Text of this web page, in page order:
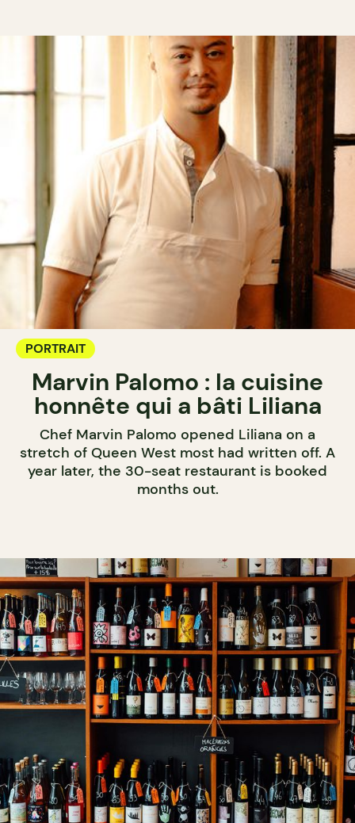
PORTRAIT
Marvin Palomo : la cuisine
honnête qui a bâti Liliana
Chef Marvin Palomo opened Liliana on a
stretch of Queen West most had written off. A
year later, the 30-seat restaurant is booked
months out.